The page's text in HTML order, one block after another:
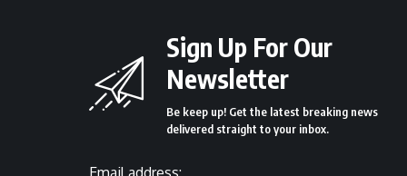
Sign Up For Our
Newsletter
Be keep up! Get the latest breaking news
delivered straight to your inbox.
Email address: